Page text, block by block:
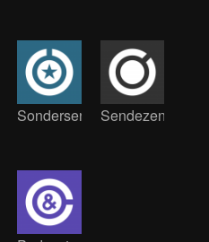
SondersendungSendezentrum